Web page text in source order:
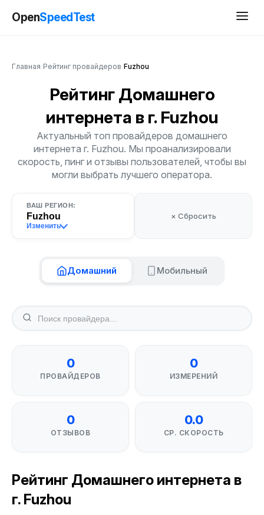
OpenSpeedTest
Главная Рейтинг провайдеров Fuzhou
Рейтинг Домашнего
интернета в г. Fuzhou
Актуальный топ провайдеров домашнего
интернета г. Fuzhou. Мы проанализировали
скорость, пинг и отзывы пользователей, чтобы вы
могли выбрать лучшего оператора.
ВАШ РЕГИОН:
Fuzhou
Изменить
× Сбросить
Домашний Мобильный
0
ПРОВАЙДЕРОВ
0
ИЗМЕРЕНИЙ
0
ОТЗЫВОВ
0.0
СР. СКОРОСТЬ
Рейтинг Домашнего интернета в
г. Fuzhou